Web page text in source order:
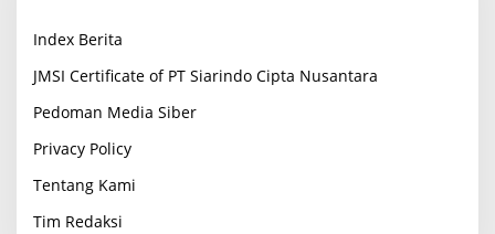
Index Berita
JMSI Certificate of PT Siarindo Cipta Nusantara
Pedoman Media Siber
Privacy Policy
Tentang Kami
Tim Redaksi